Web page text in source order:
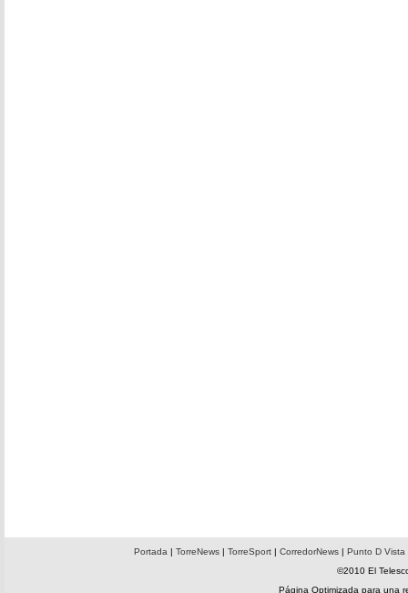
Portada | TorreNews| TorreSport| CorredorNews| Punto D Vista
©2010 El
Página Optimizada para una